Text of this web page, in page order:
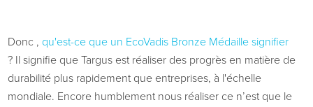
Donc , qu'est-ce que un EcoVadis Bronze Médaille signifier
? Il signifie que Targus est réaliser des progrès en matière de
durabilité plus rapidement que entreprises, à l'échelle
mondiale. Encore humblement nous réaliser ce n’est que le